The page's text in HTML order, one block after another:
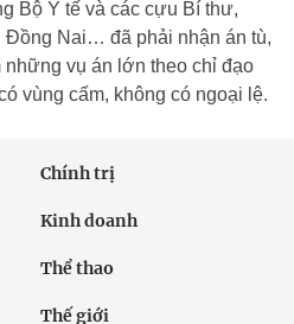
Bộ Y tế và các cựu Bí thư,
Nai… đã phải nhận án tù,
vụ án lớn theo chỉ đạo
vùng cấm, không có ngoại lệ.
Chính trị
Kinh doanh
Thể thao
Thế giới